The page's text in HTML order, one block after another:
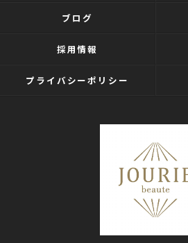
ブログ
採用情報
プライバシーポリシー